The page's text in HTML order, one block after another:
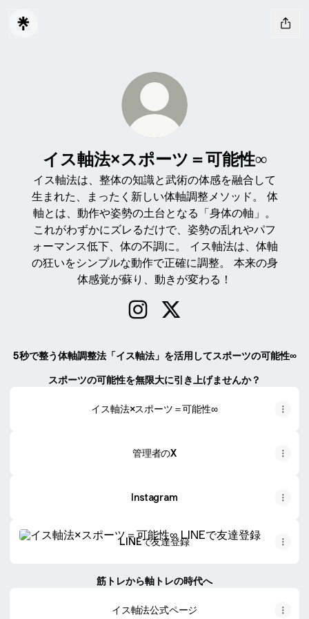
イス軸法×スポーツ＝可能性∞
イス軸法は、整体の知識と武術の体感を融合して
生まれた、まったく新しい体軸調整メソッド。 体
軸とは、動作や姿勢の土台となる「身体の軸」。
これがわずかにズレるだけで、姿勢の乱れやパフ
ォーマンス低下、体の不調に。 イス軸法は、体軸
の狂いをシンプルな動作で正確に調整。 本来の身
体感覚が蘇り、動きが変わる！
5秒で整う体軸調整法「イス軸法」を活用してスポーツの可能性∞
スポーツの可能性を無限大に引き上げませんか？
イス軸法×スポーツ＝可能性∞
管理者のX
Instagram
LINEで友達登録
筋トレから軸トレの時代へ
イス軸法公式ページ